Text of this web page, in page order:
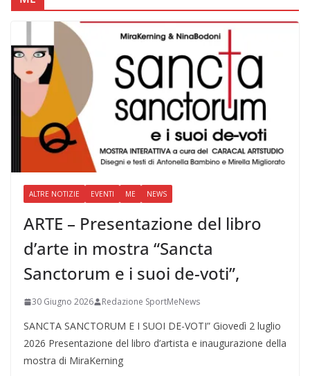
ALTRE NOTIZIE EVENTI ME NEWS
ARTE – Presentazione del libro
d’arte in mostra “Sancta
Sanctorum e i suoi de-voti”,
30 Giugno 2026 Redazione SportMeNews
SANCTA SANCTORUM E I SUOI DE-VOTI” Giovedì 2 luglio
2026 Presentazione del libro d’artista e inaugurazione della
mostra di MiraKerning